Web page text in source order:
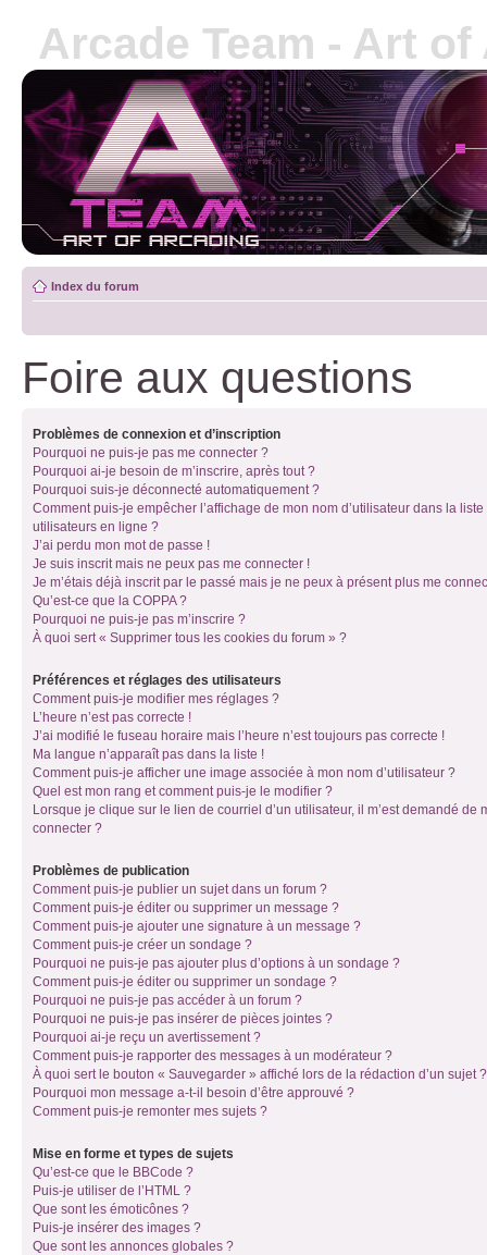
Arcade Team - Art
Index du forum
Foire aux questions
Problèmes de connexion et d’inscription
Pourquoi ne puis-je pas me connecter ?
Pourquoi ai-je besoin de m’inscrire, après tout ?
Pourquoi suis-je déconnecté automatiquement ?
Comment puis-je empêcher l’affichage de mon nom d’utilisateur dans la liste
utilisateurs en ligne ?
J’ai perdu mon mot de passe !
Je suis inscrit mais ne peux pas me connecter !
Je m’étais déjà inscrit par le passé mais je ne peux à présent plus me
Qu’est-ce que la COPPA ?
Pourquoi ne puis-je pas m’inscrire ?
À quoi sert « Supprimer tous les cookies du forum » ?
Préférences et réglages des utilisateurs
Comment puis-je modifier mes réglages ?
L’heure n’est pas correcte !
J’ai modifié le fuseau horaire mais l’heure n’est toujours pas correcte !
Ma langue n’apparaît pas dans la liste !
Comment puis-je afficher une image associée à mon nom d’utilisateur ?
Quel est mon rang et comment puis-je le modifier ?
Lorsque je clique sur le lien de courriel d’un utilisateur, il m’est demandé de
connecter ?
Problèmes de publication
Comment puis-je publier un sujet dans un forum ?
Comment puis-je éditer ou supprimer un message ?
Comment puis-je ajouter une signature à un message ?
Comment puis-je créer un sondage ?
Pourquoi ne puis-je pas ajouter plus d’options à un sondage ?
Comment puis-je éditer ou supprimer un sondage ?
Pourquoi ne puis-je pas accéder à un forum ?
Pourquoi ne puis-je pas insérer de pièces jointes ?
Pourquoi ai-je reçu un avertissement ?
Comment puis-je rapporter des messages à un modérateur ?
À quoi sert le bouton « Sauvegarder » affiché lors de la rédaction d’un sujet ?
Pourquoi mon message a-t-il besoin d’être approuvé ?
Comment puis-je remonter mes sujets ?
Mise en forme et types de sujets
Qu’est-ce que le BBCode ?
Puis-je utiliser de l’HTML ?
Que sont les émoticônes ?
Puis-je insérer des images ?
Que sont les annonces globales ?